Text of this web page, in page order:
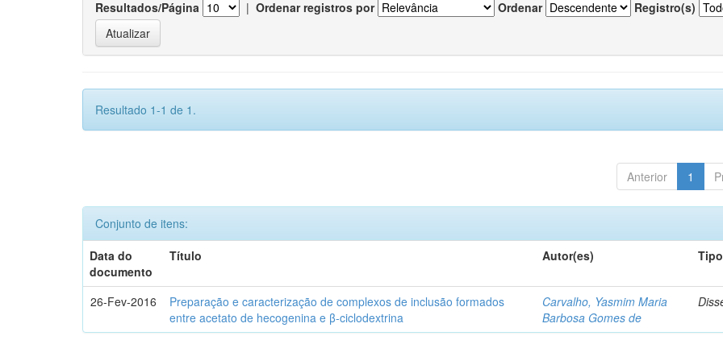
Resultados/Página | Ordenar registros por Ordenar Registro(s)
Resultado 1-1 de 1.
Anterior 1
Conjunto de itens:
Data do
documento
Título Autor(es) Tipo
26-Fev-2016
Preparação e caracterização de complexos de inclusão formados
entre acetato de hecogenina e β-ciclodextrina
Carvalho, Yasmim Maria
Barbosa Gomes de